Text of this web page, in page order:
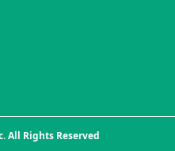
All Rights Reserved